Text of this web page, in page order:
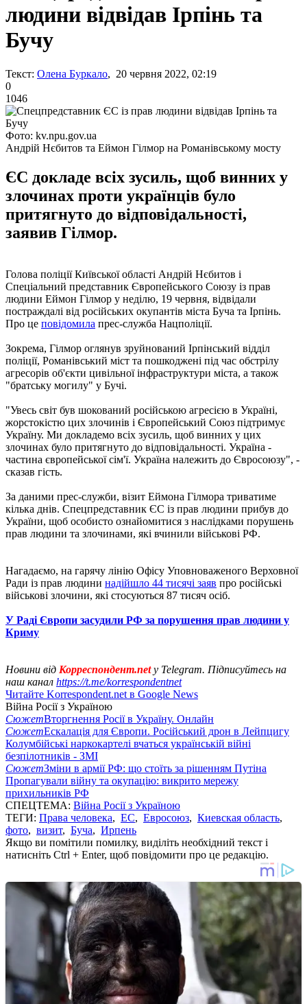
людини відвідав Ірпінь та
Бучу
Текст: Олена Буркало, 20 червня 2022, 02:19
0
1046
Фото: kv.npu.gov.ua
Андрій Нєбитов та Еймон Гілмор на Романівському мосту
ЄС докладе всіх зусиль, щоб винних у
злочинах проти українців було
притягнуто до відповідальності,
заявив Гілмор.
Голова поліції Київської області Андрій Нєбитов і
Спеціальний представник Європейського Союзу із прав
людини Еймон Гілмор у неділю, 19 червня, відвідали
постраждалі від російських окупантів міста Буча та Ірпінь.
Про це повідомила прес-служба Нацполіції.
Зокрема, Гілмор оглянув зруйнований Ірпінський відділ
поліції, Романівський міст та пошкоджені під час обстрілу
агресорів об'єкти цивільної інфраструктури міста, а також
"братську могилу" у Бучі.
"Увесь світ був шокований російською агресією в Україні,
жорстокістю цих злочинів і Європейський Союз підтримує
Україну. Ми докладемо всіх зусиль, щоб винних у цих
злочинах було притягнуто до відповідальності. Україна -
частина європейської сім'ї. Україна належить до Євросоюзу", -
сказав гість.
За даними прес-служби, візит Еймона Гілмора триватиме
кілька днів. Спецпредставник ЄС із прав людини прибув до
України, щоб особисто ознайомитися з наслідками порушень
прав людини та злочинами, які вчинили військові РФ.
Нагадаємо, на гарячу лінію Офісу Уповноваженого Верховної
Ради із прав людини надійшло 44 тисячі заяв про російські
військові злочини, які стосуються 87 тисяч осіб.
У Раді Європи засудили РФ за порушення прав людини у
Криму
Новини від Корреспондент.netу Telegram. Підписуйтесь на
наш канал https://t.me/korrespondentnet
Читайте Korrespondent.net в Google News
Війна Росії з Україною
СюжетВторгнення Росії в Україну. Онлайн
СюжетЕскалація для Європи. Російський дрон в Лейпцигу
Колумбійські наркокартелі вчаться українській війні
безпілотників - ЗМІ
СюжетЗміни в армії РФ: що стоїть за рішенням Путіна
Пропагували війну та окупацію: викрито мережу
прихильників РФ
СПЕЦТЕМА: Війна Росії з Україною
ТЕГИ: Права человека, ЕС, Евросоюз, Киевская область,
фото, визит, Буча, Ирпень
Якщо ви помітили помилку, виділіть необхідний текст і
натисніть Ctrl + Enter, щоб повідомити про це редакцію.